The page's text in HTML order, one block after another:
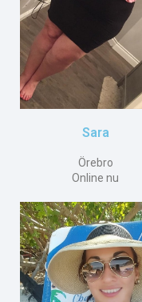
Sara
Örebro
Online nu